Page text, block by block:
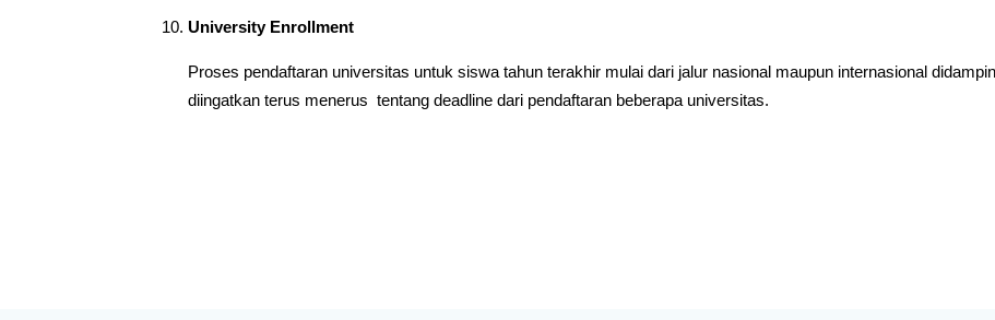
University Enrollment
Proses pendaftaran universitas untuk siswa tahun terakhir mulai dari jalur nasional maupun internasional
diingatkan terus menerus  tentang deadline dari pendaftaran beberapa universitas.